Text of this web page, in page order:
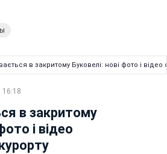
в закритому Буковелі: нові фото і відео
16:18
в закритому
і відео